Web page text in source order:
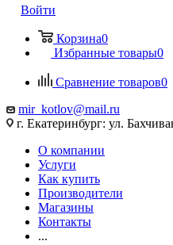
Войти
Корзина0
Избранные товары0
Сравнение товаров0
mir_kotlov@mail.ru
г. Екатеринбург: ул.
О компании
Услуги
Как купить
Производители
Магазины
Контакты
...